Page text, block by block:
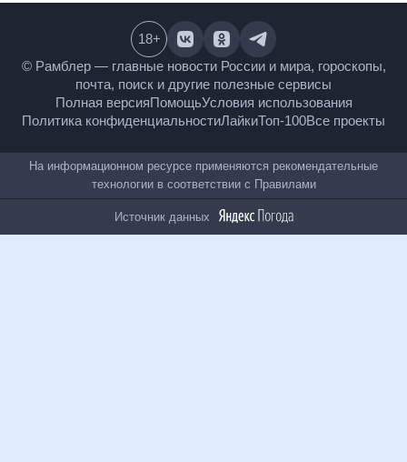
© Рамблер — главные новости России и мира,
гороскопы, почта, поиск и другие полезные сервисы
Полная версияПомощьУсловия использования
Политика конфиденциальностиЛайкиТоп-100
18+
На информационном ресурсе применяются
рекомендательные технологии в соответствии сПравилами
Источник данных